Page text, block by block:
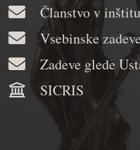
Članstvo v
Vsebinske
Zadeve glede
SICRIS